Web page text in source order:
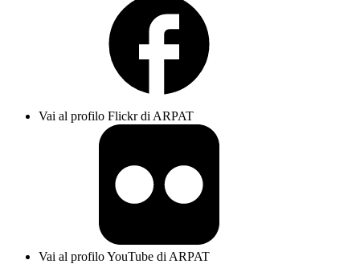
Vai al profilo Flickr di ARPAT
Vai al profilo YouTube di ARPAT